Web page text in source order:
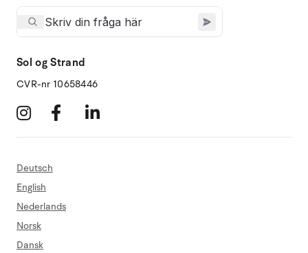
Sol og Strand
CVR-nr 10658446
Deutsch
English
Nederlands
Norsk
Dansk